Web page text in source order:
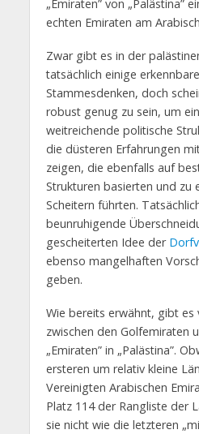
„Emiraten” von „Palästina”
echten Emiraten am
Zwar gibt es in der
tatsächlich einige
Stammesdenken, doch
robust genug zu sein, um
weitreichende politische
die düsteren Erfahrungen
zeigen, die ebenfalls auf
Strukturen basierten und zu
Scheitern führten.
beunruhigende
gescheiterten Idee der
ebenso mangelhaften
geben.
Wie bereits erwähnt, gibt es
zwischen den Golfemiraten
„Emiraten” in „Palästina”.
ersteren um relativ kleine
Vereinigten Arabischen
Platz 114 der Rangliste der
sie nicht wie die letzteren